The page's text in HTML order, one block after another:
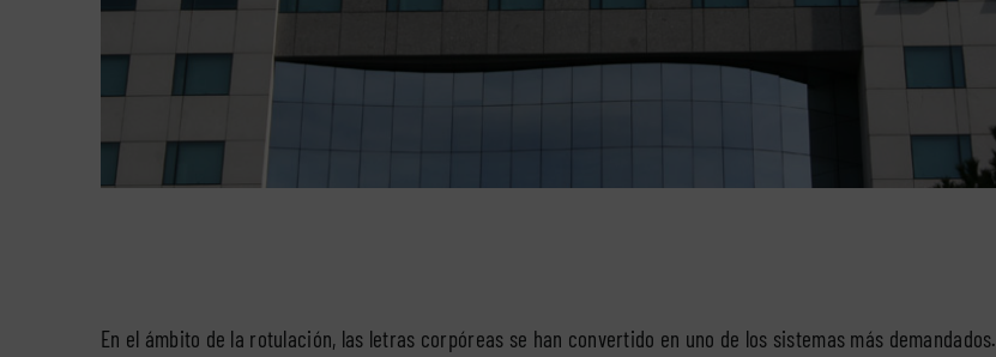
En el ámbito de la rotulación, las letras corpóreas se han convertido en uno de los sistemas más demandados.